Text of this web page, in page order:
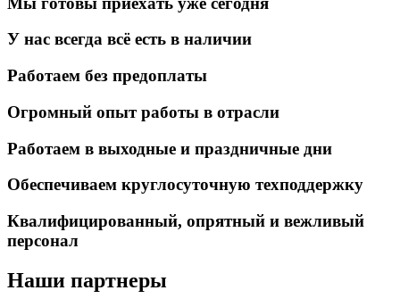
У нас всегда всё есть в наличии
Работаем без предоплаты
Огромный опыт работы в отрасли
Работаем в выходные и праздничные дни
Обеспечиваем круглосуточную техподдержку
Квалифицированный, опрятный и вежливый
персонал
Наши партнеры